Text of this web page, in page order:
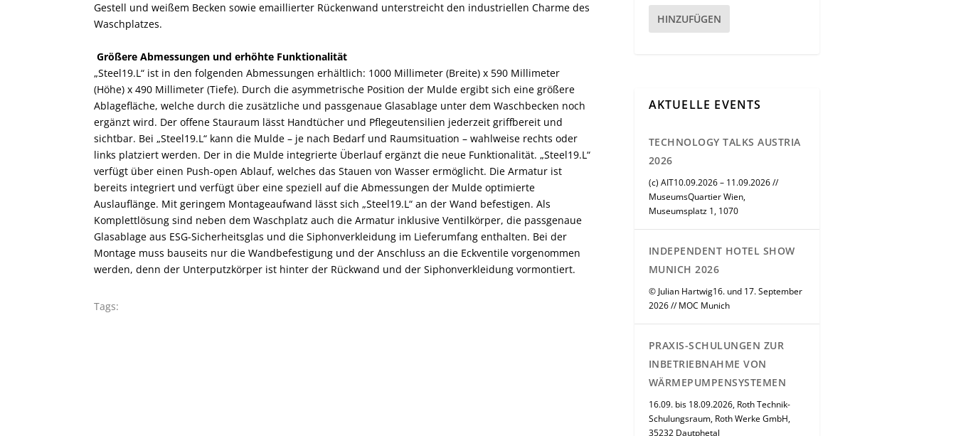
Gestell und weißem Becken sowie emaillierter Rückenwand unterstreicht den industriellen Charme des
Waschplatzes.
Größere Abmessungen und erhöhte Funktionalität
„Steel19.L“ ist in den folgenden Abmessungen erhältlich: 1000 Millimeter (Breite) x 590 Millimeter
(Höhe) x 490 Millimeter (Tiefe). Durch die asymmetrische Position der Mulde ergibt sich eine größere
Ablagefläche, welche durch die zusätzliche und passgenaue Glasablage unter dem Waschbecken noch
ergänzt wird. Der offene Stauraum lässt Handtücher und Pflegeutensilien jederzeit griffbereit und
sichtbar. Bei „Steel19.L“ kann die Mulde – je nach Bedarf und Raumsituation – wahlweise rechts oder
links platziert werden. Der in die Mulde integrierte Überlauf ergänzt die neue Funktionalität. „Steel19.L“
verfügt über einen Push-open Ablauf, welches das Stauen von Wasser ermöglicht. Die Armatur ist
bereits integriert und verfügt über eine speziell auf die Abmessungen der Mulde optimierte
Auslauflänge. Mit geringem Montageaufwand lässt sich „Steel19.L“ an der Wand befestigen. Als
Komplettlösung sind neben dem Waschplatz auch die Armatur inklusive Ventilkörper, die passgenaue
Glasablage aus ESG-Sicherheitsglas und die Siphonverkleidung im Lieferumfang enthalten. Bei der
Montage muss bauseits nur die Wandbefestigung und der Anschluss an die Eckventile vorgenommen
werden, denn der Unterputzkörper ist hinter der Rückwand und der Siphonverkleidung vormontiert.
Tags:
HINZUFÜGEN
AKTUELLE EVENTS
TECHNOLOGY TALKS AUSTRIA
2026
(c) AIT10.09.2026 – 11.09.2026 //
MuseumsQuartier Wien,
Museumsplatz 1, 1070
INDEPENDENT HOTEL SHOW
MUNICH 2026
© Julian Hartwig16. und 17. September
2026 // MOC Munich
PRAXIS-SCHULUNGEN ZUR
INBETRIEBNAHME VON
WÄRMEPUMPENSYSTEMEN
16.09. bis 18.09.2026, Roth Technik-
Schulungsraum, Roth Werke GmbH,
35232 Dautphetal